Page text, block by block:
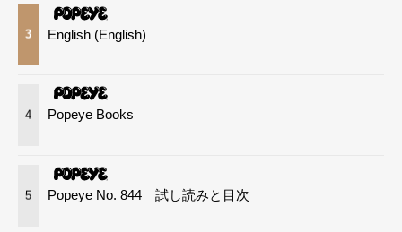
3 English (English)
4 Popeye Books
5 Popeye No. 844 試し読みと目次